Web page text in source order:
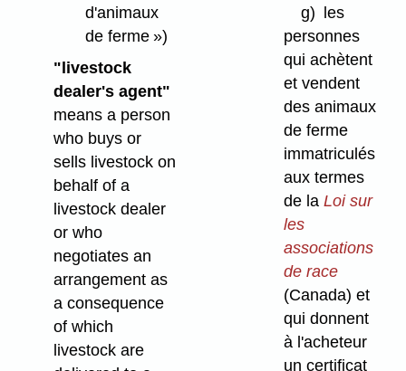
d'animaux
de ferme »)
"livestock
dealer's agent"
means a person
who buys or
sells livestock on
behalf of a
livestock dealer
or who
negotiates an
arrangement as
a consequence
of which
livestock are
g)
les
personnes
qui achètent
et vendent
des animaux
de ferme
immatriculés
aux termes
de la Loi sur
les
associations
de race
(Canada) et
qui donnent
à l'acheteur
un certificat